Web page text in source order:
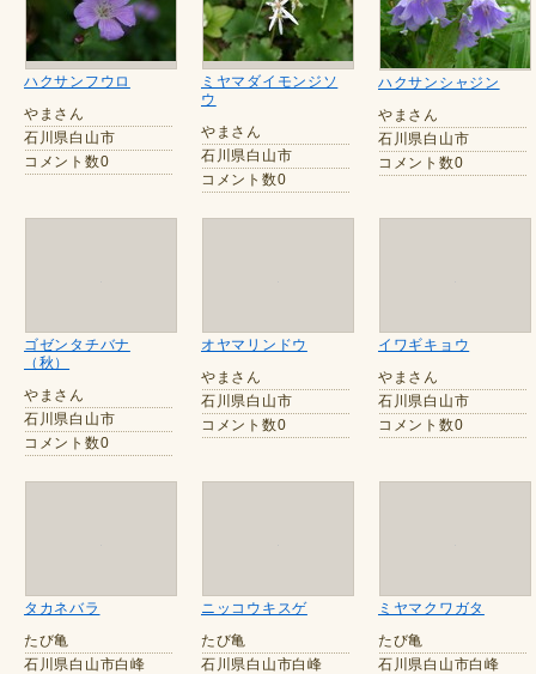
ハクサンフウロ
やまさん
石川県白山市
コメント数0
ミヤマダイモンジソ
ウ
やまさん
石川県白山市
コメント数0
ハクサンシャジン
やまさん
石川県白山市
コメント数0
ゴゼンタチバナ
（秋）
やまさん
石川県白山市
コメント数0
オヤマリンドウ
やまさん
石川県白山市
コメント数0
イワギキョウ
やまさん
石川県白山市
コメント数0
タカネバラ
たび亀
石川県白山市白峰
ニッコウキスゲ
たび亀
石川県白山市白峰
ミヤマクワガタ
たび亀
石川県白山市白峰